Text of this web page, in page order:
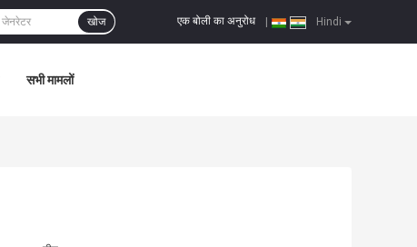
Hindi
एक बोली का अनुरोध
खोज
सभी मामलों